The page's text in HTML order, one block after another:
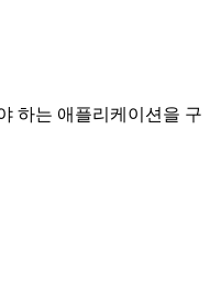
하는 애플리케이션을 구